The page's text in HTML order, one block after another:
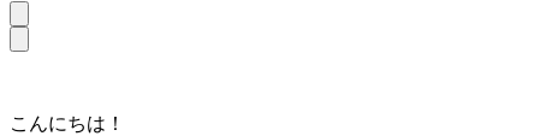
こんにちは！